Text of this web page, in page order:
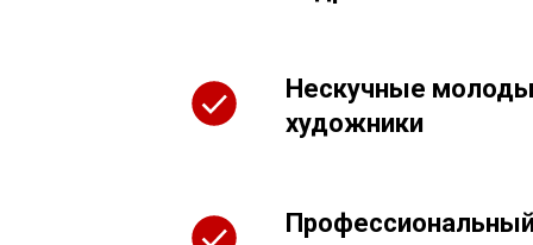
Нескучные
художники